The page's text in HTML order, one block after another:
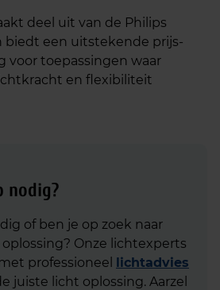
deel uit van de Philips
biedt een uitstekende prijs-
voor toepassingen waar
en flexibiliteit
nodig?
of ben je op zoek naar
Onze lichtexperts
professioneel lichtadvies
juiste licht oplossing. Aarzel